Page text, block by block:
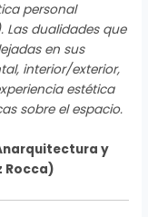
personal
Las dualidades que
en sus
interior/exterior,
estética
sobre el espacio.
y
Rocca)